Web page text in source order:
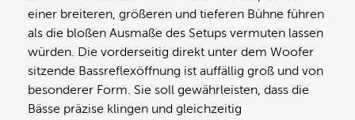
einer breiteren, größeren und tieferen Bühne führen
als die bloßen Ausmaße des Setups vermuten lassen
würden. Die vorderseitig direkt unter dem Woofer
sitzende Bassreflexöffnung ist auffällig groß und von
besonderer Form. Sie soll gewährleisten, dass die
Bässe präzise klingen und gleichzeitig